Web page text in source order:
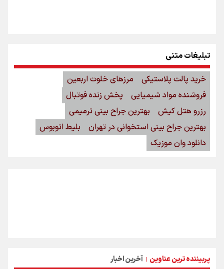
پربیننده ترین عناوین | آخرین اخبار
تبلیغات متنی
خرید پالت پلاستیکی
مرزهای خلوت اربعین
فروشنده مواد شیمیایی
پخش زنده فوتبال
رزرو هتل کیش
بهترین جراح بینی ترمیمی
بهترین جراح بینی استخوانی در تهران
بلیط اتوبوس
دانلود وان موزیک